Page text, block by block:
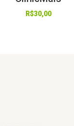
R$30,00